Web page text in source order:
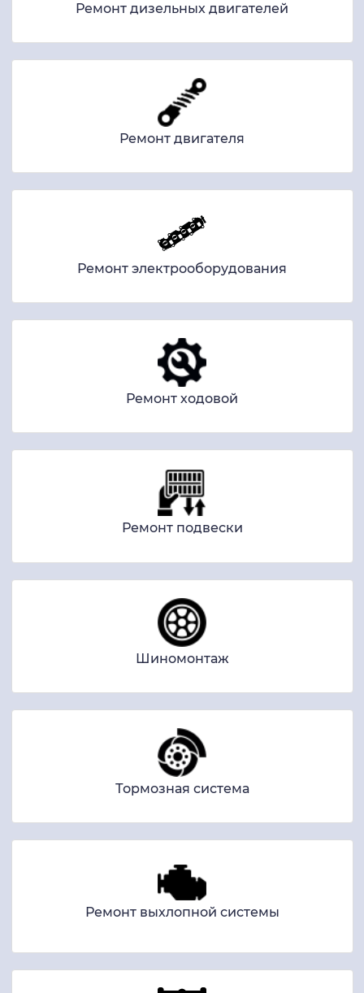
Ремонт дизельных двигателей
Ремонт двигателя
Ремонт электрооборудования
Ремонт ходовой
Ремонт подвески
Шиномонтаж
Тормозная система
Ремонт выхлопной системы